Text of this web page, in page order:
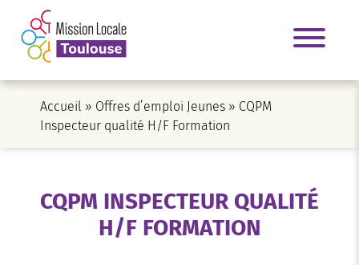
Accueil » Offres d’emploi Jeunes » CQPM
Inspecteur qualité H/F Formation
CQPM INSPECTEUR QUALITÉ
H/F FORMATION